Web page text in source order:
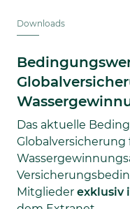
Downloads
Das aktuelle
Globalversicherung
Mitglieder exklusiv